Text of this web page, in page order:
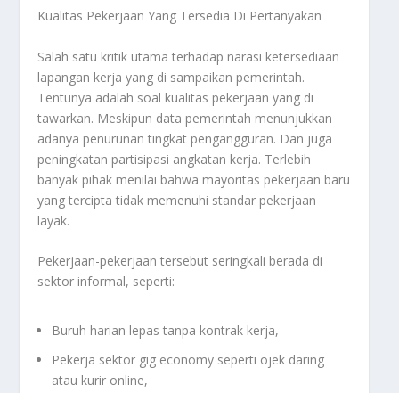
Kualitas Pekerjaan Yang Tersedia Di Pertanyakan
Salah satu kritik utama terhadap narasi ketersediaan
lapangan kerja yang di sampaikan pemerintah.
Tentunya adalah soal kualitas pekerjaan yang di
tawarkan. Meskipun data pemerintah menunjukkan
adanya penurunan tingkat pengangguran. Dan juga
peningkatan partisipasi angkatan kerja. Terlebih
banyak pihak menilai bahwa mayoritas pekerjaan baru
yang tercipta tidak memenuhi standar pekerjaan
layak.
Pekerjaan-pekerjaan tersebut seringkali berada di
sektor informal, seperti:
Buruh harian lepas tanpa kontrak kerja,
Pekerja sektor gig economy seperti ojek daring
atau kurir online,